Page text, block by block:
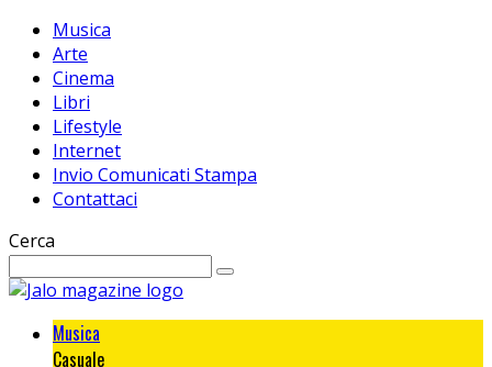
Musica
Arte
Cinema
Libri
Lifestyle
Internet
Invio Comunicati Stampa
Contattaci
Cerca
Musica
Casuale